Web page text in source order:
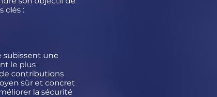
clés :
subissent une
le plus
contributions
sûr et concret
la sécurité